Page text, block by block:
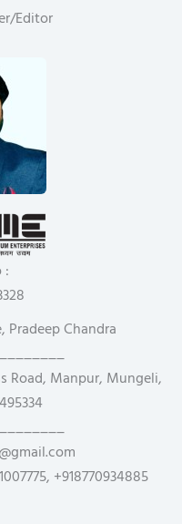
Editor
:
Pradeep Chandra
Road, Manpur, Mungeli,
+918770934885